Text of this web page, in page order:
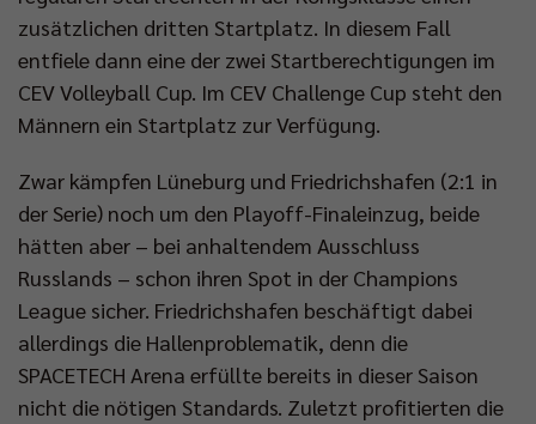
zusätzlichen dritten Startplatz. In diesem Fall
entfiele dann eine der zwei Startberechtigungen im
CEV Volleyball Cup. Im CEV Challenge Cup steht den
Männern ein Startplatz zur Verfügung.
Zwar kämpfen Lüneburg und Friedrichshafen (2:1 in
der Serie) noch um den Playoff-Finaleinzug, beide
hätten aber – bei anhaltendem Ausschluss
Russlands – schon ihren Spot in der Champions
League sicher. Friedrichshafen beschäftigt dabei
allerdings die Hallenproblematik, denn die
SPACETECH Arena erfüllte bereits in dieser Saison
nicht die nötigen Standards. Zuletzt profitierten die